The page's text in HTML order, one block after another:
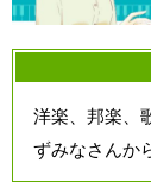
洋楽、邦楽、
ずみなさんか